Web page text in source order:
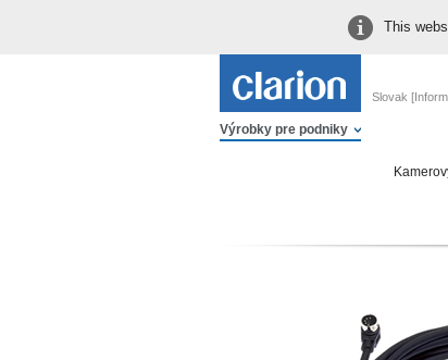
This
Slovak
Výrobky pre podniky